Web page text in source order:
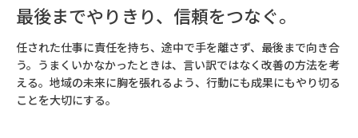
最後までやりきり、信頼をつなぐ。
任された仕事に責任を持ち、途中で手を離さず、最後まで向き合
う。うまくいかなかったときは、言い訳ではなく改善の方法を考
える。地域の未来に胸を張れるよう、行動にも成果にもやり切る
ことを大切にする。